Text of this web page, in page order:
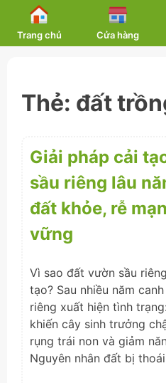
content
Trang chủ Cửa hàng
Thẻ: đất
Giải pháp cải
sầu riêng lâu
đất khỏe, rễ
vững
Vì sao đất vườn sầu
tạo? Sau nhiều năm
riêng xuất hiện tình
khiến cây sinh trưởng
rụng trái non và giảm
Nguyên nhân đất bị